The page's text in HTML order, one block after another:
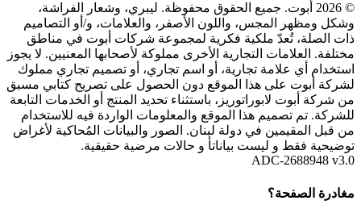
© 2026 أبوت. جميع الحقوق محفوظة. ليبري، وشعار الفراشة،
وشكل ومظهر المجس، واللون الأصفر، والعلامات، و/أو التصاميم
ذات الصلة، تُعدّ ملكية فكرية لمجموعة شركات أبوت في مناطق
مختلفة. العلامات التجارية الأخرى مملوكة لأصحابها المعنيين. لا يجوز
استخدام أي علامة تجارية، أو اسم تجاري، أو تصميم تجاري مملوك
لشركة أبوت على هذا الموقع دون الحصول على تصريح كتابي مسبق
من شركة أبوت لابوراتوريز، باستثناء تحديد المنتج أو الخدمات التابعة
للشركة. تم تصميم هذا الموقع والمعلومات الواردة فيه للاستخدام
من قبل المقيمين في دولة لبنان. الصور والبيانات المُحاكية لأغراض
توضيحية فقط و ليست بياناتأ و حالات مرضية حقيقية.
ADC-2688948 v3.0
مغادرة الصفحة؟